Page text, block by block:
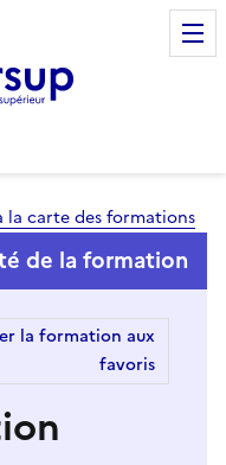
carte des formations
de la formation
la formation aux
favoris